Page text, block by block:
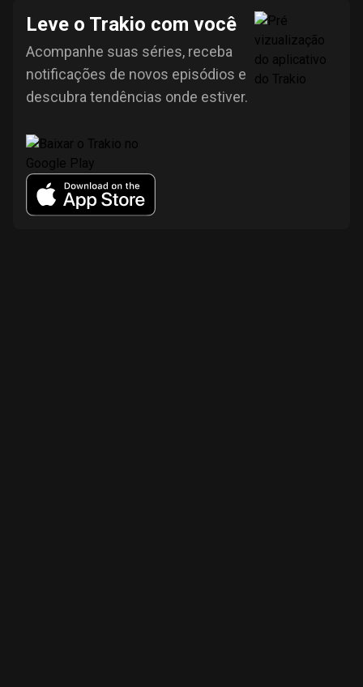
Leve o Trakio com você
Acompanhe suas séries, receba
notificações de novos episódios e
descubra tendências onde estiver.